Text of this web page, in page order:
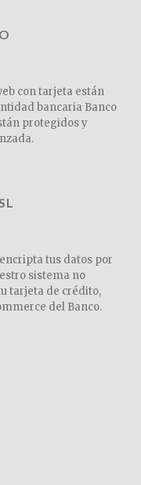
con tarjeta están
bancaria Banco
protegidos y
tus datos por
sistema no
tarjeta de crédito,
del Banco.